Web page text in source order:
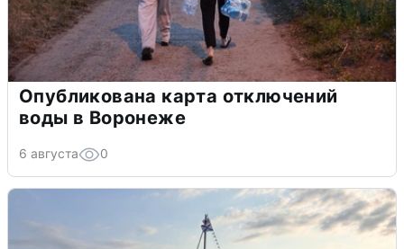
Опубликована карта отключений
воды в Воронеже
6 августа 0